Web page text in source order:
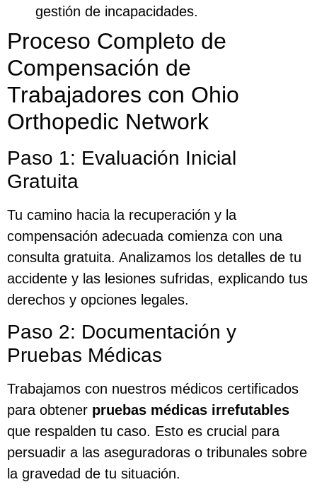
gestión de incapacidades.
Proceso Completo de
Compensación de
Trabajadores con Ohio
Orthopedic Network
Paso 1: Evaluación Inicial
Gratuita
Tu camino hacia la recuperación y la
compensación adecuada comienza con una
consulta gratuita. Analizamos los detalles de tu
accidente y las lesiones sufridas, explicando tus
derechos y opciones legales.
Paso 2: Documentación y
Pruebas Médicas
Trabajamos con nuestros médicos certificados
para obtener pruebas médicas irrefutables
que respalden tu caso. Esto es crucial para
persuadir a las aseguradoras o tribunales sobre
la gravedad de tu situación.